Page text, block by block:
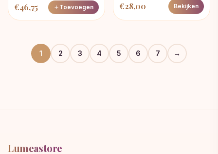
€46,75 Toevoegen €28,00 Bekijken
1 2 3 4 5 6 7 →
Lumeastore